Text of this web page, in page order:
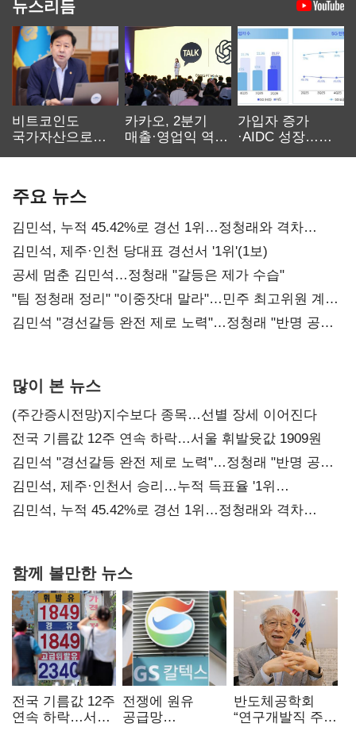
뉴스리듬
비트코인도
국가자산으로…'
카카오, 2분기
매출·영업익 역대
가입자 증가
·AIDC 성장…
주요 뉴스
김민석, 누적 45.42%로 경선 1위…정청래와 격차
0.86%p(2보)
김민석, 제주·인천 당대표 경선서 '1위'(1보)
공세 멈춘 김민석…정청래 "갈등은 제가 수습"
"팀 정청래 정리" "이중잣대 말라"…민주 최고위원 계파
다툼 격화
김민석 "경선갈등 완전 제로 노력"…정청래 "반명 공세
많이 본 뉴스
(주간증시전망)지수보다 종목…선별 장세 이어진다
전국 기름값 12주 연속 하락…서울 휘발윳값 1909원
김민석 "경선갈등 완전 제로 노력"…정청래 "반명 공세
사과부터"
김민석, 제주·인천서 승리…누적 득표율 '1위
탈환'(종합)
김민석, 누적 45.42%로 경선 1위…정청래와 격차
함께 볼만한 뉴스
전국 기름값 12주
연속 하락…서울
전쟁에 원유
공급망
반도체공학회
“연구개발직 주